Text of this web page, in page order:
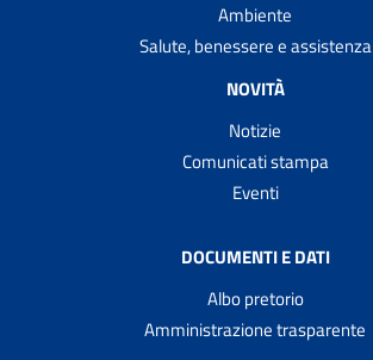
Ambiente
Salute, benessere e assistenza
NOVITÀ
Notizie
Comunicati stampa
Eventi
DOCUMENTI E DATI
Albo pretorio
Amministrazione trasparente